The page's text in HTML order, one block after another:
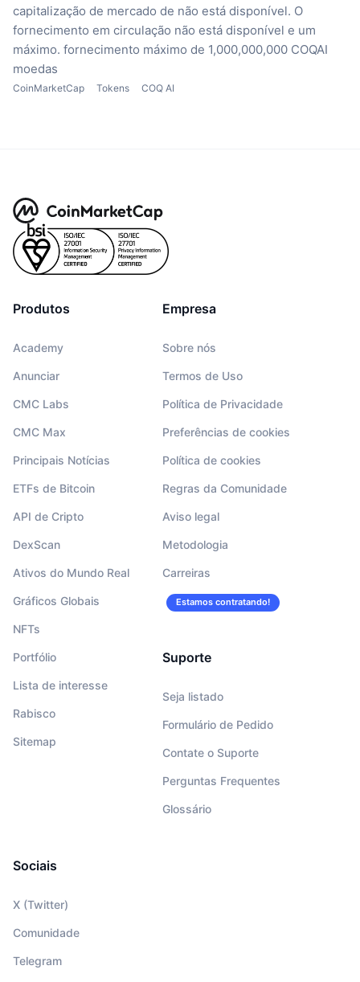
capitalização de mercado de não está disponível. O
fornecimento em circulação não está disponível e um
máximo. fornecimento máximo de 1,000,000,000 COQAI
moedas
CoinMarketCap Tokens COQ AI
Produtos
Academy
Anunciar
CMC Labs
CMC Max
Principais Notícias
ETFs de Bitcoin
API de Cripto
DexScan
Ativos do Mundo Real
Gráficos Globais
NFTs
Portfólio
Lista de interesse
Rabisco
Sitemap
Empresa
Sobre nós
Termos de Uso
Política de Privacidade
Preferências de cookies
Política de cookies
Regras da Comunidade
Aviso legal
Metodologia
Carreiras
Estamos contratando!
Suporte
Seja listado
Formulário de Pedido
Contate o Suporte
Perguntas Frequentes
Glossário
Sociais
X (Twitter)
Comunidade
Telegram